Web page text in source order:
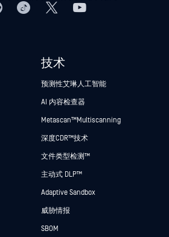
技术
预测性艾琳人工智能
AI 内容检查器
Metascan™ Multiscanning
深度CDR™技术
文件类型检测™
主动式 DLP™
Adaptive Sandbox
威胁情报
SBOM